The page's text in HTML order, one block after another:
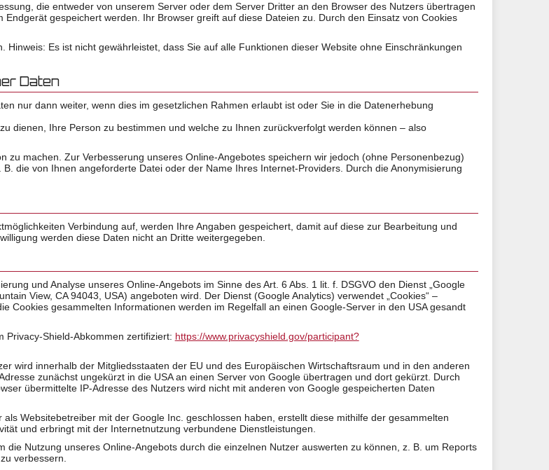
die entweder von unserem Server oder dem Server Dritter an den Browser des Nutzers übertragen
gespeichert werden. Ihr Browser greift auf diese Dateien zu. Durch den Einsatz von Cookies
Es ist nicht gewährleistet, dass Sie auf alle Funktionen dieser Website ohne Einschränkungen
Daten
nur dann weiter, wenn dies im gesetzlichen Rahmen erlaubt ist oder Sie in die Datenerhebung
dienen, Ihre Person zu bestimmen und welche zu Ihnen zurückverfolgt werden können – also
zu machen. Zur Verbesserung unseres Online-Angebotes speichern wir jedoch (ohne Personenbezug)
die von Ihnen angeforderte Datei oder der Name Ihres Internet-Providers. Durch die Anonymisierung
Verbindung auf, werden Ihre Angaben gespeichert, damit auf diese zur Bearbeitung und
werden diese Daten nicht an Dritte weitergegeben.
und Analyse unseres Online-Angebots im Sinne des Art. 6 Abs. 1 lit. f. DSGVO den Dienst „Google
View, CA 94043, USA) angeboten wird. Der Dienst (Google Analytics) verwendet „Cookies“ –
Cookies gesammelten Informationen werden im Regelfall an einen Google-Server in den USA gesandt
Privacy-Shield-Abkommen zertifiziert: https://www.privacyshield.gov/participant?
wird innerhalb der Mitgliedsstaaten der EU und des Europäischen Wirtschaftsraum und in den anderen
zunächst ungekürzt in die USA an einen Server von Google übertragen und dort gekürzt. Durch
übermittelte IP-Adresse des Nutzers wird nicht mit anderen von Google gespeicherten Daten
Websitebetreiber mit der Google Inc. geschlossen haben, erstellt diese mithilfe der gesammelten
und erbringt mit der Internetnutzung verbundene Dienstleistungen.
Nutzung unseres Online-Angebots durch die einzelnen Nutzer auswerten zu können, z. B. um Reports
verbessern.